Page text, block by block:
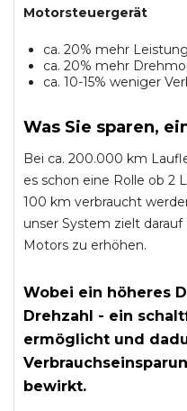
Motorsteuergerät
ca. 20% mehr Leistung
ca. 20% mehr
ca. 10-15% weniger
Was Sie sparen,
Bei ca. 200.000 km
es schon eine Rolle ob 2
100 km verbraucht
unser System zielt
Motors zu erhöhen.
Wobei ein höheres
Drehzahl - ein
ermöglicht und
bewirkt.